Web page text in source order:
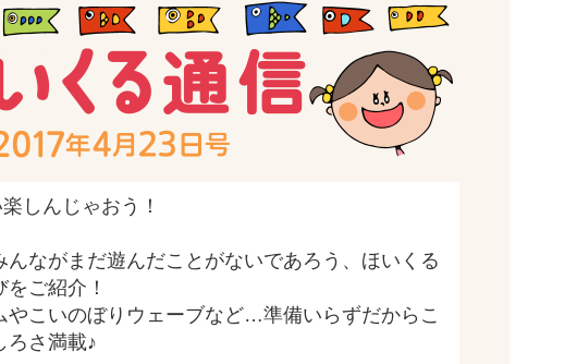
しんじゃおう！
ながまだ遊んだことがないであろう、ほいくる
ご紹介！
やこいのぼりウェーブなど…準備いらずだからこ
ろさ満載♪